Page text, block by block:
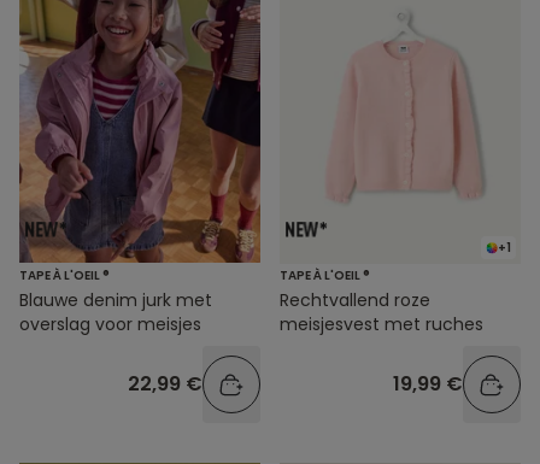
TAPE À L'OEIL ®
Blauwe denim jurk met
overslag voor meisjes
22,99 €
+1
TAPE À L'OEIL ®
Rechtvallend roze
meisjesvest met ruches
19,99 €